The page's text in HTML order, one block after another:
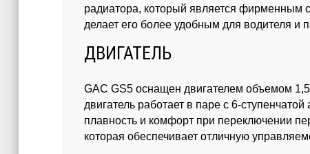
радиатора, который является фирменным
делает его более удобным для водителя и
ДВИГАТЕЛЬ
GAC GS5 оснащен двигателем объемом
двигатель работает в паре с 6-
плавность и комфорт при переключении
которая обеспечивает отличную